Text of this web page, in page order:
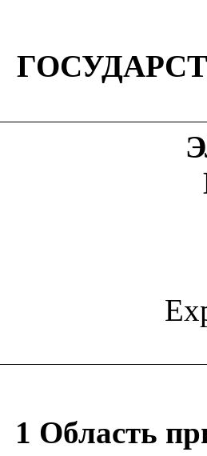
1 Область